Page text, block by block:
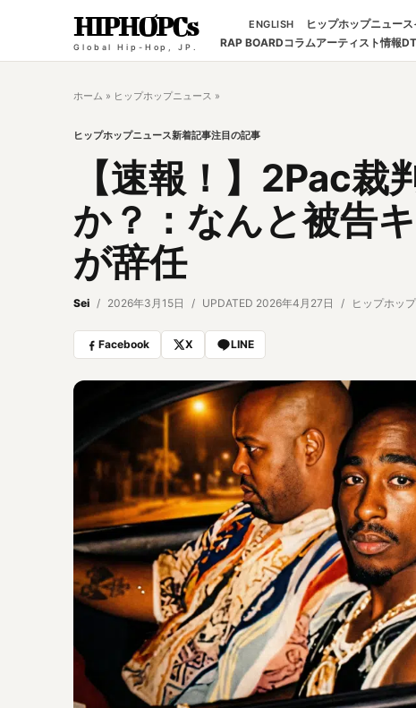
HIPHOPCs
Global Hip-Hop, JP.
ENGLISH ヒップホップニュース
RAP BOARDコラムアーティスト情報
ホーム » ヒップホップニュース »
ヒップホップニュース新着記事注目の記事
【速報！】2Pac
か？：なんと被告
が辞任
Sei 2026年3月15日 UPDATED 2026年4月27日 ヒップホッ
Facebook X LINE